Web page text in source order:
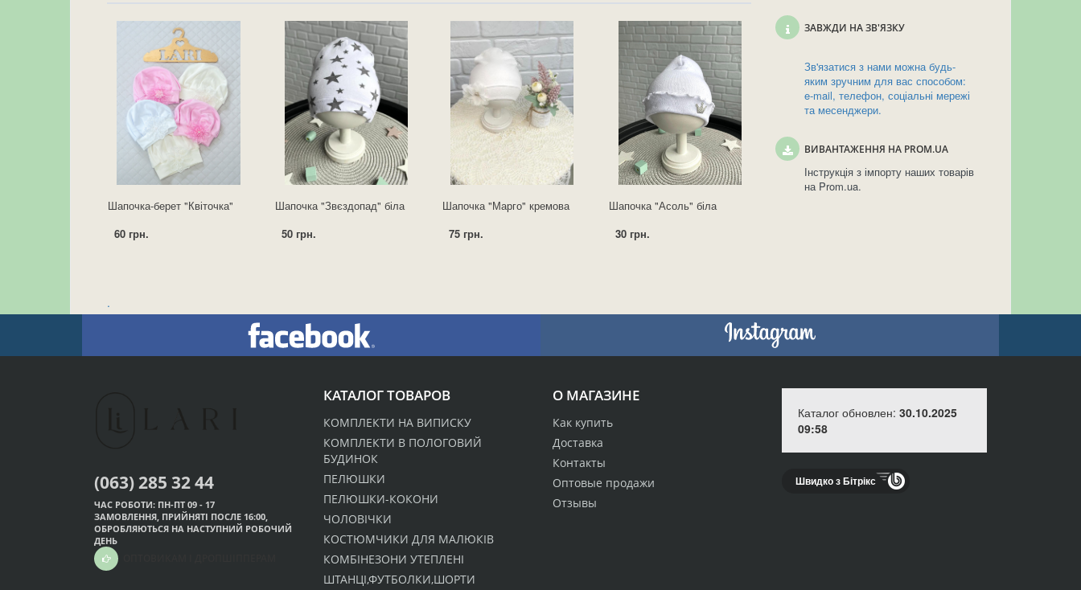
Шапочка-берет "Квіточка"
60 грн.
Шапочка "Звєздопад" біла
50 грн.
Шапочка "Марго" кремова
75 грн.
Шапочка "Асоль" біла
30 грн.
ЗАВЖДИ НА ЗВ'ЯЗКУ
Зв'язатися з нами можна будь-
яким зручним для вас способом:
e-mail, телефон, соціальні мережі
та месенджери.
ВИВАНТАЖЕННЯ НА PROM.UA
Інструкція з імпорту наших товарів
на Prom.ua.
.
О МАГАЗИНЕ
Как купить
Доставка
Контакты
Оптовые продажи
Отзывы
КАТАЛОГ ТОВАРОВ
КОМПЛЕКТИ НА ВИПИСКУ
КОМПЛЕКТИ В ПОЛОГОВИЙ
БУДИНОК
ПЕЛЮШКИ
ПЕЛЮШКИ-КОКОНИ
ЧОЛОВІЧКИ
КОСТЮМЧИКИ ДЛЯ МАЛЮКІВ
КОМБІНЕЗОНИ УТЕПЛЕНІ
ШТАНЦІ,ФУТБОЛКИ,ШОРТИ
Каталог обновлен: 30.10.2025
09:58
Швидко з Бітрікс
(063) 285 32 44
ЧАС РОБОТИ: ПН-ПТ 09 - 17
ЗАМОВЛЕННЯ, ПРИЙНЯТІ ПОСЛЕ 16:00,
ОБРОБЛЯЮТЬСЯ НА НАСТУПНИЙ РОБОЧИЙ
ДЕНЬ